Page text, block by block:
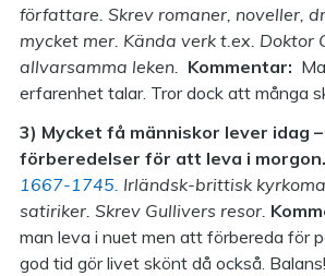
författare. Skrev romaner, noveller,
mycket mer. Kända verk t.ex. Doktor
allvarsamma leken.
Kommentar:
erfarenhet talar. Tror dock att många
3) Mycket få människor lever idag
förberedelser för att leva i morgon.
1667-1745. Irländsk-brittisk
satiriker. Skrev Gullivers resor.
man leva i nuet men att förbereda för
god tid gör livet skönt då också. Balans!